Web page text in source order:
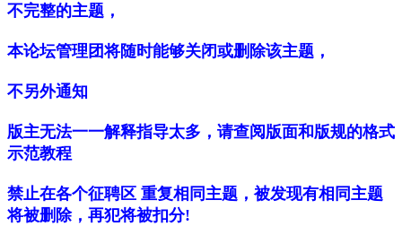
不完整的主题，
本论坛管理团将随时能够关闭或删除该主题，
不另外通知
版主无法一一解释指导太多，请查阅版面和版规的格式
示范教程
禁止在各个征聘区 重复相同主题，被发现有相同主题
将被删除，再犯将被扣分!